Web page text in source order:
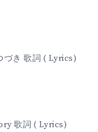
づき 歌詞 ( Lyrics)
歌詞 ( Lyrics)